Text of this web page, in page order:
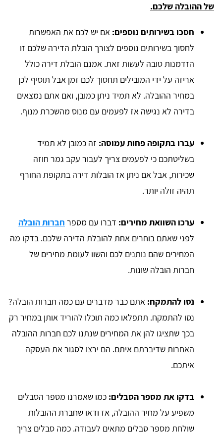
של ההובלה שלכם.
חסכו בשירותים נוספים: אם יש לכם את האפשרות
לחסוך בשירותים נוספים לצורך הובלת הדירה שלכם זו
הזדמנות טובה לעשות זאת. אמנם הובלת דירה כולל
אריזה על ידי המובילים תחסוך לכם זמן אבל תוסיף לכן
במחיר ההובלה. לא תמיד ניתן כמובן, ואם אתם נמצאים
בדירה לא נגישה אז לפעמים עם מנוס מהשכרת מנוף.
עברו בתקופה פחות עמוסה: זה כמובן לא תמיד
בשליטתכם כי לפעמים צריך לעבור עקב גמר חוזה
שכירות, אבל אם ניתן אז הובלות דירה בתקופת החורף
תהיה זולה יותר.
ערכו השוואת מחירים: דברו עם מספר חברות הובלה
לפני שאתם בוחרים אחת להובלת הדירה שלכם. בדקו מה
המחירים שהם נותנים לכם והשוו לעומת מחירים של
חברות הובלה שונות.
נסו להתמקח: אתם כבר מדברים עם כמה חברות הובלה?
נסו להתמקח. תתפלאו כמה תוכלו להוריד אותן במחיר רק
בכך שתציגו להן את המחירים שנתנו לכם חברות ההובלה
האחרות שדיברתם איתם. הם ירצו לסגור את העסקה
איתכם.
בדקו את מספר הסבלים: כמו שאמרנו מספר הסבלים
משפיע על מחיר ההובלה, אז ודאו שחברת ההובלות
שולחת מספר סבלים מתאים לעבודה. כמה סבלים צריך